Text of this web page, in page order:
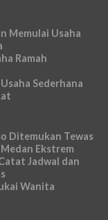
Memulai Usaha
Ramah
Sederhana
Ditemukan Tewas
Ekstrem
Jadwal dan
Wanita